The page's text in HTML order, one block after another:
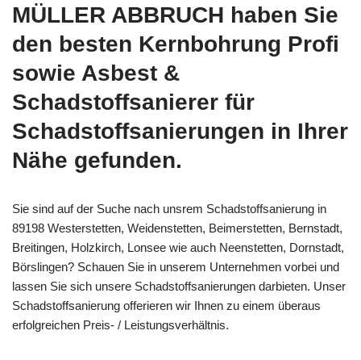
MÜLLER ABBRUCH haben Sie
den besten Kernbohrung Profi
sowie Asbest &
Schadstoffsanierer für
Schadstoffsanierungen in Ihrer
Nähe gefunden.
Sie sind auf der Suche nach unsrem Schadstoffsanierung in
89198 Westerstetten, Weidenstetten, Beimerstetten, Bernstadt,
Breitingen, Holzkirch, Lonsee wie auch Neenstetten, Dornstadt,
Börslingen? Schauen Sie in unserem Unternehmen vorbei und
lassen Sie sich unsere Schadstoffsanierungen darbieten. Unser
Schadstoffsanierung offerieren wir Ihnen zu einem überaus
erfolgreichen Preis- / Leistungsverhältnis.